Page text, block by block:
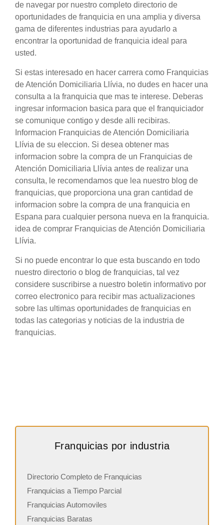
de navegar por nuestro completo directorio de
oportunidades de franquicia en una amplia y diversa
gama de diferentes industrias para ayudarlo a
encontrar la oportunidad de franquicia ideal para
usted.
Si estas interesado en hacer carrera como Franquicias
de Atención Domiciliaria Llívia, no dudes en hacer una
consulta a la franquicia que mas te interese. Deberas
ingresar informacion basica para que el franquiciador
se comunique contigo y desde alli recibiras.
Informacion Franquicias de Atención Domiciliaria
Llívia de su eleccion. Si desea obtener mas
informacion sobre la compra de un Franquicias de
Atención Domiciliaria Llívia antes de realizar una
consulta, le recomendamos que lea nuestro blog de
franquicias, que proporciona una gran cantidad de
informacion sobre la compra de una franquicia en
Espana para cualquier persona nueva en la franquicia.
idea de comprar Franquicias de Atención Domiciliaria
Llívia.
Si no puede encontrar lo que esta buscando en todo
nuestro directorio o blog de franquicias, tal vez
considere suscribirse a nuestro boletin informativo por
correo electronico para recibir mas actualizaciones
sobre las ultimas oportunidades de franquicias en
todas las categorias y noticias de la industria de
franquicias.
Franquicias por industria
Directorio Completo de Franquicias
Franquicias a Tiempo Parcial
Franquicias Automoviles
Franquicias Baratas